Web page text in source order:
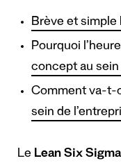
Brève et simple
Pourquoi
concept au
Comment va-t-
sein de
Le Lean Six Sigma